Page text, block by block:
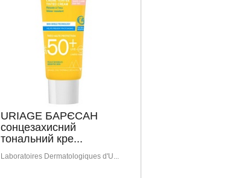
URIAGE БАРЄСАН
сонцезахисний
тональний кре...
Laboratoires Dermatologiques d'U...